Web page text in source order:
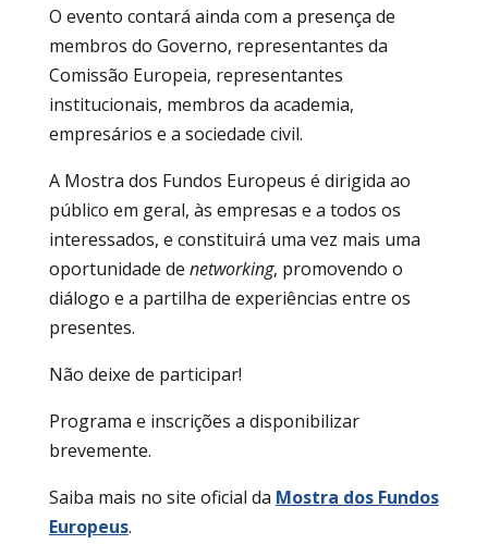
O evento contará ainda com a presença de
membros do Governo, representantes da
Comissão Europeia, representantes
institucionais, membros da academia,
empresários e a sociedade civil.
A Mostra dos Fundos Europeus é dirigida ao
público em geral, às empresas e a todos os
interessados, e constituirá uma vez mais uma
oportunidade de networking, promovendo o
diálogo e a partilha de experiências entre os
presentes.
Não deixe de participar!
Programa e inscrições a disponibilizar
brevemente.
Saiba mais no site oficial da Mostra dos Fundos
Europeus.